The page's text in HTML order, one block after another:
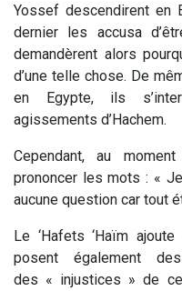
Yossef descendirent en
dernier les accusa
demandèrent alors
d’une telle chose. De
en Egypte, ils
agissements d’Hachem.
Cependant, au
prononcer les mots : «
aucune question car tout
Le ‘Hafets ‘Haïm
posent également
des « injustices » de